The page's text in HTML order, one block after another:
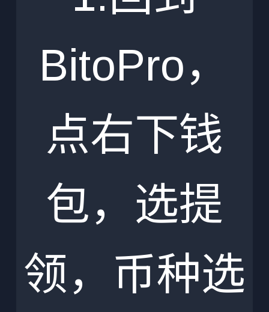
BitoPro，
点右下钱
包，选提
领，币种选